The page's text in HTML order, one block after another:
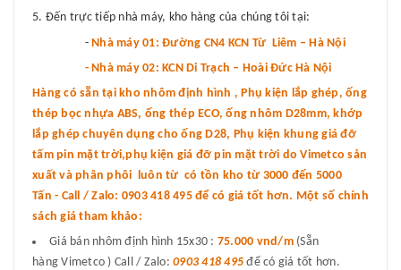
Đến trực tiếp nhà máy, kho hàng của chúng tôi tại:
- Nhà máy 01: Đường CN4 KCN Từ Liêm – Hà Nội
- Nhà máy 02: KCN Di Trạch – Hoài Đức Hà Nội
Hàng có sẵn tại kho nhôm định hình , Phụ kiện lắp ghép, ống
thép bọc nhựa ABS, ống thép ECO, ống nhôm D28mm, khớp
lắp ghép chuyên dụng cho ống D28, Phụ kiện khung giá đỡ
tấm pin mặt trời,phụ kiện giá đỡ pin mặt trời do Vimetco sản
xuất và phân phôi luôn từ có tồn kho từ 3000 đến 5000
Tấn - Call / Zalo: 0903 418 495 để có giá tốt hơn. Một số chính
sách giá tham khảo:
Giá bán nhôm định hình 15x30 : 75.000 vnd/m (Sẵn
hàng Vimetco ) Call / Zalo: 0903 418 495 để có giá tốt hơn.